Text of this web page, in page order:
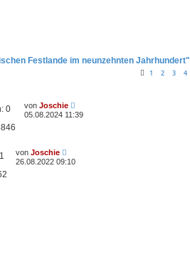
Festlande im neunzehnten Jahrhundert"
1 2 3 4
0
von Joschie
05.08.2024 11:39
von Joschie
26.08.2022 09:10